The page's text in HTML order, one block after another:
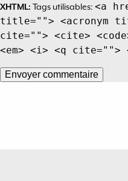
XHTML: Tags utilisables: <a
title=""> <acronym
cite=""> <cite>
<em> <i> <q cite="">